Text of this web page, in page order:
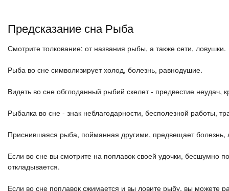
Предсказание сна Рыба
Смотрите толкование: от названия рыбы, а также сети, ловушки.
Рыба во сне символизирует холод, болезнь, равнодушие.
Видеть во сне обглоданный рыбий скелет - предвестие неудач,
Рыбалка во сне - знак неблагодарности, бесполезной работы,
Приснившаяся рыба, пойманная другими, предвещает
Если во сне вы смотрите на поплавок своей удочки, бесшумно
откладывается.
Если во сне поплавок сжимается и вы ловите рыбу, вы можете